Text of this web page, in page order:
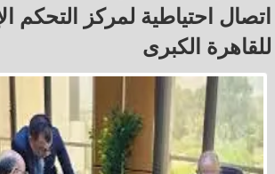
اتصال احتياطية لمركز التحكم
للقاهرة الكبرى